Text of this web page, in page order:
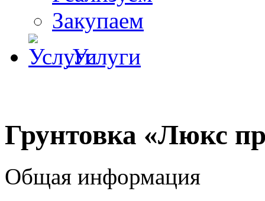
Закупаем
Услуги
Грунтовка «Люкс
Общая информация